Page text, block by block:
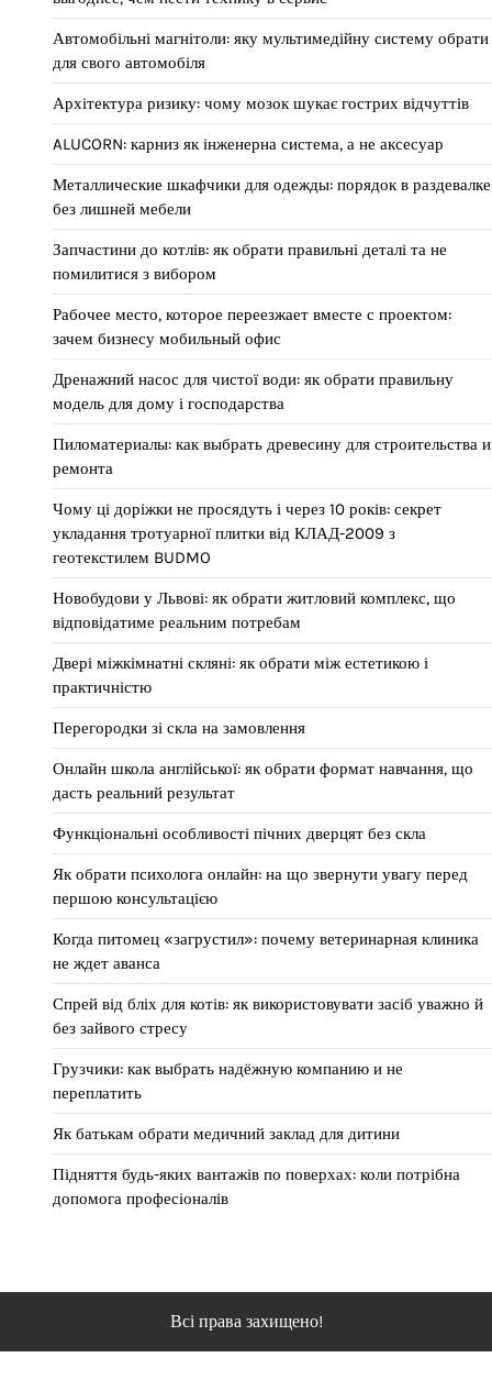
Автомобільні магнітоли: яку мультимедійну систему обрати
для свого автомобіля
Архітектура ризику: чому мозок шукає гострих відчуттів
ALUCORN: карниз як інженерна система, а не аксесуар
Металлические шкафчики для одежды: порядок в раздевалке
без лишней мебели
Запчастини до котлів: як обрати правильні деталі та не
помилитися з вибором
Рабочее место, которое переезжает вместе с проектом:
зачем бизнесу мобильный офис
Дренажний насос для чистої води: як обрати правильну
модель для дому і господарства
Пиломатериалы: как выбрать древесину для строительства и
ремонта
Чому ці доріжки не просядуть і через 10 років: секрет
укладання тротуарної плитки від КЛАД-2009 з
геотекстилем BUDMO
Новобудови у Львові: як обрати житловий комплекс, що
відповідатиме реальним потребам
Двері міжкімнатні скляні: як обрати між естетикою і
практичністю
Перегородки зі скла на замовлення
Онлайн школа англійської: як обрати формат навчання, що
дасть реальний результат
Функціональні особливості пічних дверцят без скла
Як обрати психолога онлайн: на що звернути увагу перед
першою консультацією
Когда питомец «загрустил»: почему ветеринарная клиника
не ждет аванса
Спрей від бліх для котів: як використовувати засіб уважно й
без зайвого стресу
Грузчики: как выбрать надёжную компанию и не
переплатить
Як батькам обрати медичний заклад для дитини
Підняття будь-яких вантажів по поверхах: коли потрібна
допомога професіоналів
Всі права захищено!